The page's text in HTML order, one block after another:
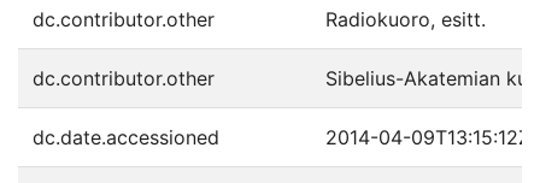
dc.contributor.other Radiokuoro, esitt.
dc.contributor.other Sibelius-Akatemian
dc.date.accessioned 2014-04-09T13:15:12Z